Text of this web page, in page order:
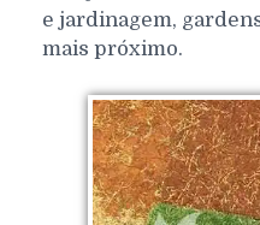
e jardinagem,
mais próximo.